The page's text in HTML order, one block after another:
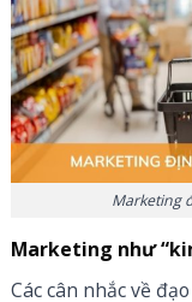
Marketing
Marketing như
Các cân nhắc về